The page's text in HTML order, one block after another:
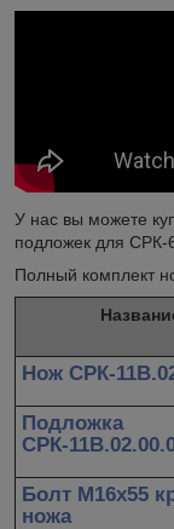
У нас вы можете
подложек для СРК-
Полный комплект
Нож СРК-
Подложка
СРК-
Болт М16х55
ножа